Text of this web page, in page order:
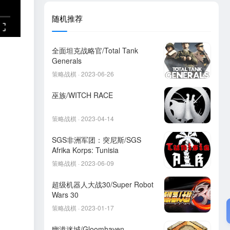
随机推荐
全面坦克战略官/Total Tank
Generals
策略战棋 · 2023-06-26
巫族/WITCH RACE
策略战棋 · 2023-04-14
SGS非洲军团：突尼斯/SGS
Afrika Korps: Tunisia
策略战棋 · 2023-06-09
超级机器人大战30/Super Robot
Wars 30
策略战棋 · 2023-01-17